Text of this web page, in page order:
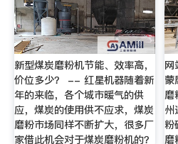
新型煤炭磨粉机节能、效率高，
价位多少？ -- 红星机器随着新
年的来临，各个城市暖气的供
应，煤炭的使用供不应求，煤炭
磨粉市场同样不断扩大，很多厂
家借此机会对于煤炭磨粉机的？
网
蒙
磨
州
粉
磨